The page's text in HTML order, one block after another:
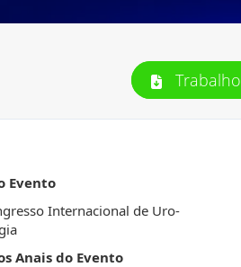
Trabalho
Evento
Internacional de Uro-
Anais do Evento